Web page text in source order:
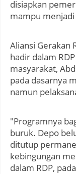
disiapkan
mampu
Aliansi Gerakan
hadir dalam
masyarakat,
pada dasarnya
namun
"Programnya
buruk. Depo
ditutup
kebingungan
dalam RDP,